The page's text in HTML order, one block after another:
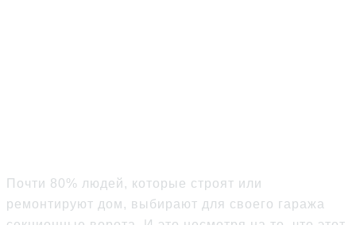
Почти 80% людей, которые строят или
ремонтируют дом, выбирают для своего гаража